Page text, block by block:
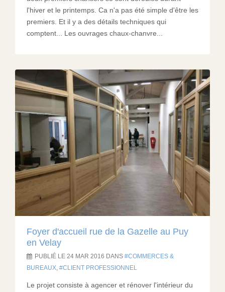
l'hiver et le printemps. Ca n'a pas été simple d'être les
premiers. Et il y a des détails techniques qui
comptent... Les ouvrages chaux-chanvre...
Foyer d'accueil rue de la Gazelle au Puy
en Velay
PUBLIÉ LE 24 MAR 2016 DANS
COMMERCES &
BUREAUX
CLIENT PROFESSIONNEL
Le projet consiste à agencer et rénover l'intérieur du